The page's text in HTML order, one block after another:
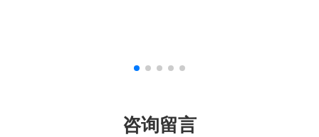
咨询留言